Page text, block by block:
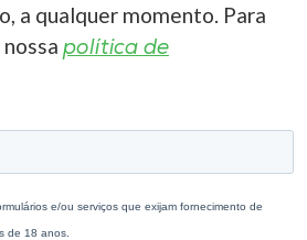
a qualquer momento. Para
política de